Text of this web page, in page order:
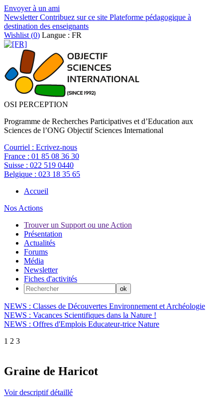
Envoyer à un ami
NewsletterContribuez sur ce site Plateforme pédagogique à
destination des enseignants
Wishlist (0) Langue : FR
OSI PERCEPTION
Programme de Recherches Participatives et d’Education aux
Sciences de l’ONG Objectif Sciences International
Courriel : Ecrivez-nous
France : 01 85 08 36 30
Suisse : 022 519 0440
Belgique : 023 18 35 65
Accueil
Nos Actions
Trouver un Support ou une Action
Présentation
Actualités
Forums
Média
Newsletter
Fiches d'activités
NEWS : Classes de Découvertes Environnement et Archéologie
NEWS : Vacances Scientifiques dans la Nature !
NEWS : Offres d'Emplois Educateur-trice Nature
1 2 3
Graine de Haricot
Voir descriptif détaillé